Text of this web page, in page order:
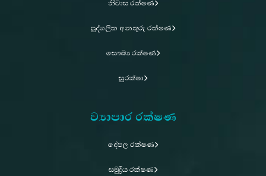
නිවාස රක්ෂණ
පුද්ගලික අනතුරු රක්ෂණ
සෞඛ්‍ය රක්ෂණ
සුරක්ෂා
ව්‍යාපාර රක්ෂණ
දේපල රක්ෂණ
සමුද්‍රීය රක්ෂණ